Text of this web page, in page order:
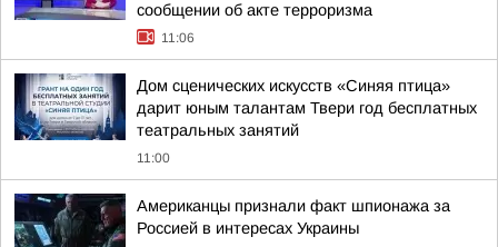
сообщении об акте терроризма
11:06
Дом сценических искусств «Синяя птица»
дарит юным талантам Твери год бесплатных
театральных занятий
11:00
Американцы признали факт шпионажа за
Россией в интересах Украины